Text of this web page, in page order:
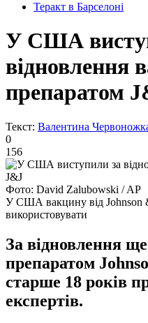
Теракт в Барселоні
У США
відновлення
препаратом
Текст: Валентина
0
156
Фото: David Zalubowski / AP
У США вакцину від Johnson
використовувати
За відновлення
препаратом
старше 18 років
експертів.